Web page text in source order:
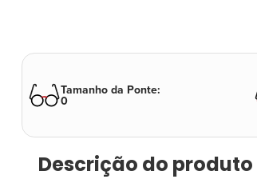
Tamanho da Ponte:
0
Descrição do produto